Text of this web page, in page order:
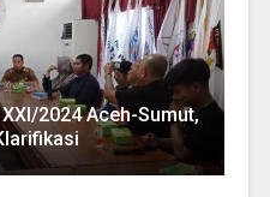
2024 Aceh-Sumut,